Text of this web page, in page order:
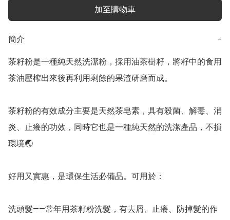
加至購物車
簡介 −
茶籽粉是一種純天然洗潔粉，採用油茶樹籽，將籽中的食用
茶油壓榨出來後再利用剩餘的果渣研磨而成。
茶籽粉的有效成分主要是天然茶皂素，具有殺菌、解毒、消
炎、止癢的功效，同時它也是一種純天然的洗潔產品，不損
環境🌏
好用又實惠，是環保生活必備品。可用於：
洗頭髮——常年用茶籽粉洗髮，有去屑、止癢、防掉髮的作